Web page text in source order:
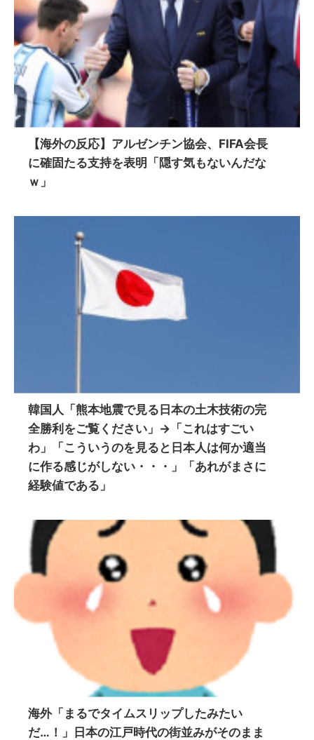
【海外の反応】アルゼンチン協会、FIFA会長
に確固たる支持を表明「隠す気もないんだな
ｗ」
韓国人「熊本地震で見る日本の土木技術の完
全勝利をご覧ください」→「これはすごい
わ」「こういうのを見ると日本人は何か適当
に作る感じがしない・・・」「あれがまさに
経験値である」
海外「まるでタイムスリップしたみたい
だ…！」日本の江戸時代の街並みがそのまま